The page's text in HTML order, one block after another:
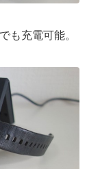
も充電可能。